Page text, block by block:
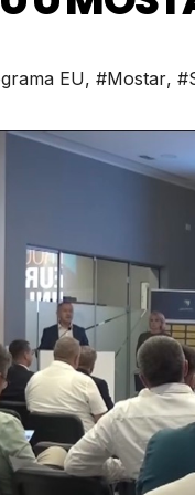
EU, #Mostar,